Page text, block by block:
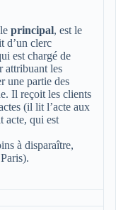
principal, est le
d’un clerc
est chargé de
attribuant les
une partie des
Il reçoit les clients
(il lit l’acte aux
acte, qui est
à disparaître,